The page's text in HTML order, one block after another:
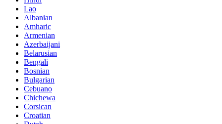
Lao
Albanian
Amharic
Armenian
Azerbaijani
Belarusian
Bengali
Bosnian
Bulgarian
Cebuano
Chichewa
Corsican
Croatian